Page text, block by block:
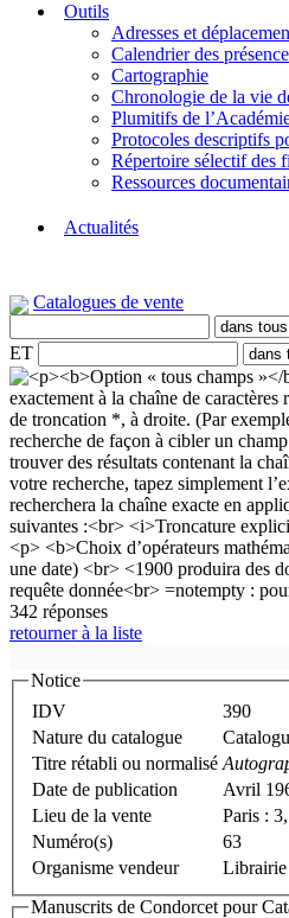
Outils
Adresses et
Calendrier des
Cartographie
Chronologie de la vie
Plumitifs de
Protocoles descriptifs
Répertoire sélectif des
Ressources
Actualités
Catalogues de vente
ET
342 réponses
retourner à la liste
Notice
IDV
390
Nature du catalogue
Titre rétabli ou normalisé
Date de publication
Avril
Lieu de la vente
Paris :
Numéro(s)
63
Organisme vendeur
Manuscrits de Condorcet pour